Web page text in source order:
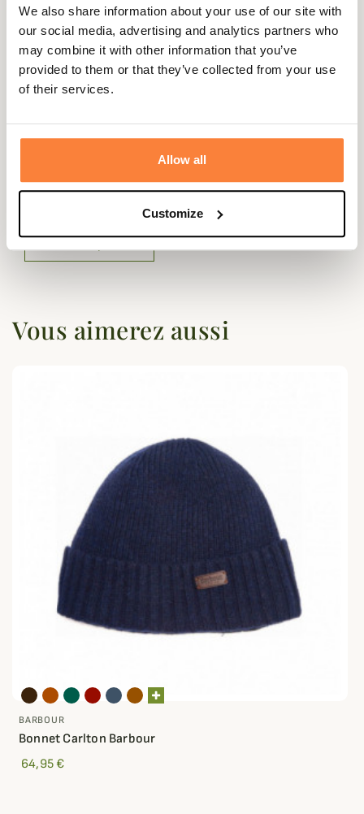
We also share information about your use of our site with
our social media, advertising and analytics partners who
may combine it with other information that you’ve
provided to them or that they’ve collected from your use
of their services.
Allow all
Customize
Doublure 100% Polyester, Polaire
80% laine / 20% polyamide
Coloris Bleu, Gris, Vert
Questions (FAQs)
Vous aimerez aussi
BARBOUR
Bonnet Carlton Barbour
64,95 €